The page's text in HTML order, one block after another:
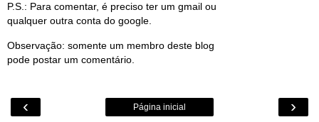
P.S.: Para comentar, é preciso ter um gmail ou
qualquer outra conta do google.
Observação: somente um membro deste blog
pode postar um comentário.
‹ ›
Página inicial